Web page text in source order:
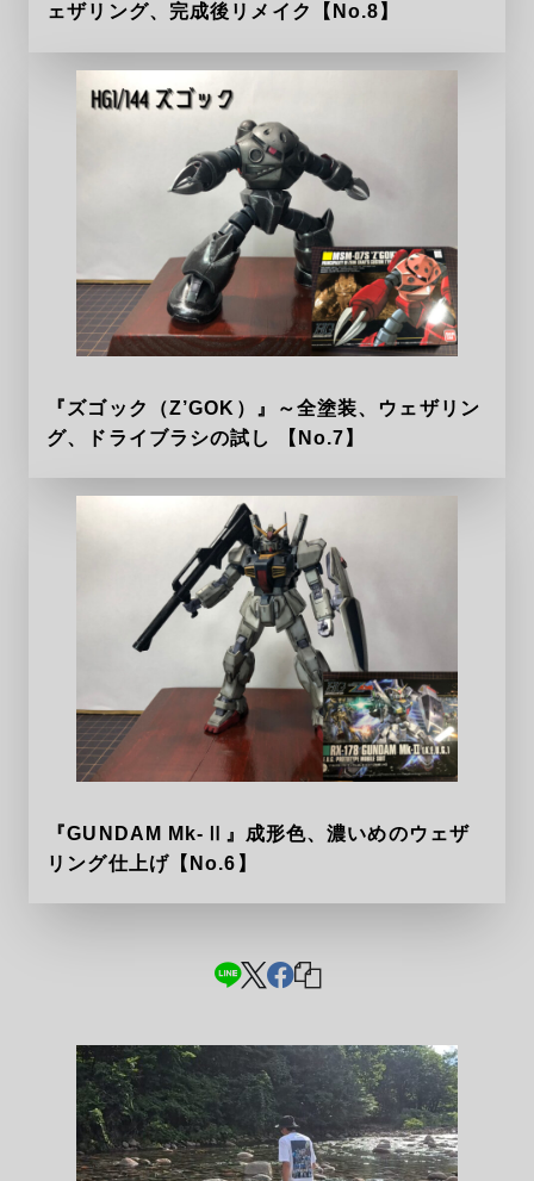
ェザリング、完成後リメイク【No.8】
『ズゴック（Z’GOK）』～全塗装、ウェザリン
グ、ドライブラシの試し 【No.7】
『GUNDAM Mk-Ⅱ』成形色、濃いめのウェザ
リング仕上げ【No.6】